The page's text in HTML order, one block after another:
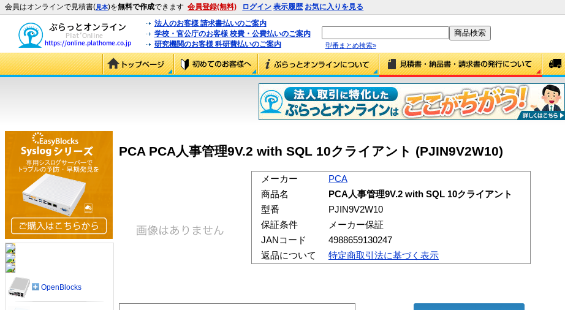
会員はオンラインで見積書(見本)を無料で作成できます 会員登録(無料) ログイン 表示履歴 お気に入りを見る
法人のお客様 請求書払いのご案内
学校・官公庁のお客様 校費・公費払いのご案内
研究機関のお客様 科研費払いのご案内
型番まとめ検索»
PCA PCA人事管理9V.2 with SQL 10クライアント (PJIN9V2W10)
メーカー
PCA
商品名
PCA人事管理9V.2 with SQL 10クライアント
型番
PJIN9V2W10
保証条件
メーカー保証
JANコード
4988659130247
返品について
特定商取引法に基づく表示
OpenBlocks